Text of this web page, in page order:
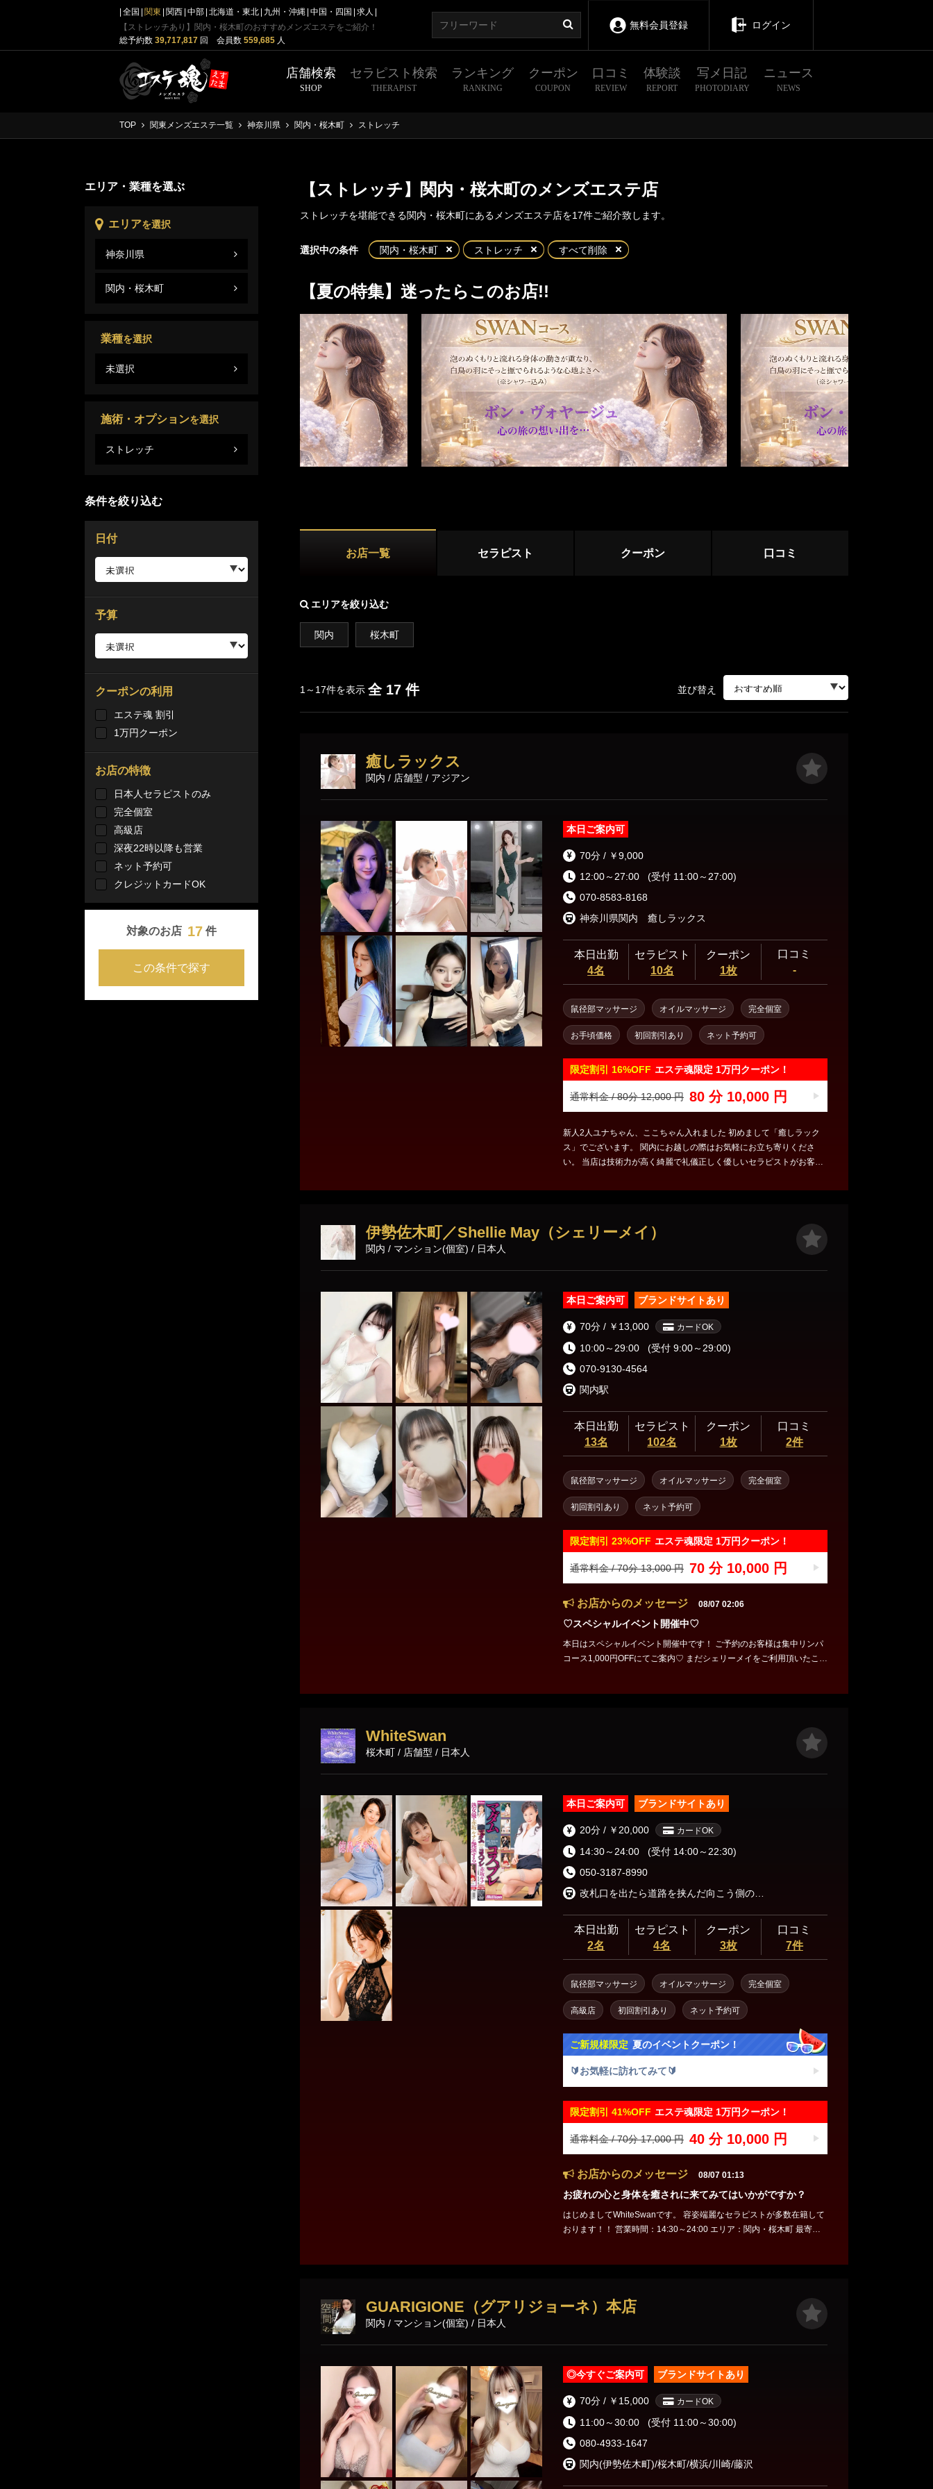
全国 関東 関西 中部 北海道・東北 九州・沖縄 中国・四国
求人
【ストレッチあり】関内・桜木町のおすすめメンズエステをご紹介！
総予約数 39,717,817 回 会員数 559,685 人
無料会員登録 ログイン
店舗検索
SHOP
セラピスト検索
THERAPIST
ランキング
RANKING
クーポン
COUPON
口コミ
REVIEW
体験談
REPORT
写メ日記
PHOTODIARY
ニュース
NEWS
TOP 関東メンズエステ一覧 神奈川県 関内・桜木町 ストレッチ
【ストレッチ】関内・桜木町のメンズエステ店
ストレッチを堪能できる関内・桜木町にあるメンズエステ店を17件ご紹介致します。
選択中の条件 関内・桜木町 ストレッチ すべて削除
【夏の特集】迷ったらこのお店!!
お店一覧 セラピスト クーポン 口コミ
エリアを絞り込む
関内 桜木町
1～17件を表示 全 17 件 並び替え
癒しラックス
関内 / 店舗型 / アジアン
本日ご案内可
70分 / ￥9,000
12:00～27:00
(受付 11:00～27:00)
070-8583-8168
神奈川県関内 癒しラックス
本日出勤
4名
セラピスト
10名
クーポン
1枚
口コミ
-
鼠径部マッサージ オイルマッサージ 完全個室
お手頃価格 初回割引あり ネット予約可
限定割引 16%OFF エステ魂限定 1万円クーポン！
通常料金 / 80分 12,000 円 80 分 10,000 円
新人2人ユナちゃん、ここちゃん入れました 初めまして「癒しラック
ス」でございます。 関内にお越しの際はお気軽にお立ち寄りくださ
い。 当店は技術力が高く綺麗で礼儀正しく優しいセラピストがお客様
出来たらと思います。 ご来店心よりお待ちしております。
伊勢佐木町／Shellie May（シェリーメイ）
関内 / マンション(個室) / 日本人
本日ご案内可 ブランドサイトあり
70分 / ￥13,000 カードOK
10:00～29:00
(受付 9:00～29:00)
070-9130-4564
関内駅
本日出勤
13名
セラピスト
102名
クーポン
1枚
口コミ
2件
鼠径部マッサージ オイルマッサージ 完全個室
初回割引あり ネット予約可
限定割引 23%OFF エステ魂限定 1万円クーポン！
通常料金 / 70分 13,000 円 70 分 10,000 円
お店からのメッセージ 08/07 02:06
♡スペシャルイベント開催中♡
本日はスペシャルイベント開催中です！ ご予約のお客様は集中リンパ
コース1,000円OFFにてご案内♡ まだシェリーメイをご利用頂いたこと
WhiteSwan
桜木町 / 店舗型 / 日本人
本日ご案内可 ブランドサイトあり
20分 / ￥20,000 カードOK
14:30～24:00
(受付 14:00～22:30)
050-3187-8990
本日出勤
2名
セラピスト
4名
クーポン
3枚
口コミ
7件
鼠径部マッサージ オイルマッサージ 完全個室
高級店 初回割引あり ネット予約可
ご新規様限定 夏のイベントクーポン！
🔰お気軽に訪れてみて🔰
限定割引 41%OFF エステ魂限定 1万円クーポン！
通常料金 / 70分 17,000 円 40 分 10,000 円
お店からのメッセージ 08/07 01:13
お疲れの心と身体を癒されに来てみてはいかがですか？
はじめましてWhiteSwanです。 容姿端麗なセラピストが多数在籍して
おります！！ 営業時間：14:30～24:00 エリア：関内・桜木町 最寄
GUARIGIONE（グアリジョーネ）本店
関内 / マンション(個室) / 日本人
◎今すぐご案内可 ブランドサイトあり
70分 / ￥15,000 カードOK
11:00～30:00
(受付 11:00～30:00)
080-4933-1647
関内(伊勢佐木町)/桜木町/横浜/川崎/藤沢
エリア・業種を選ぶ
エリアを選択
神奈川県
神奈川県 横浜エリア
横浜・東神奈川 新横浜・センター南 関内・桜木町
青葉台・たまプラーザ・鷺沼
川崎エリア
川崎・鶴見 武蔵小杉・日吉・網島 溝の口
登戸・新百合ヶ丘・稲田堤
茅ヶ崎・平塚
横須賀エリア
関内・桜木町
業種を選択
未選択
店舗型
マンション型
出張
施術・オプションを選択
ストレッチ
施術内容
ストレッチ
洗体
オプション
条件を絞り込む
日付
予算
クーポンの利用
エステ魂 割引
1万円クーポン
お店の特徴
日本人セラピストのみ
完全個室
高級店
深夜22時以降も営業
ネット予約可
クレジットカードOK
対象のお店 17 件
この条件で探す